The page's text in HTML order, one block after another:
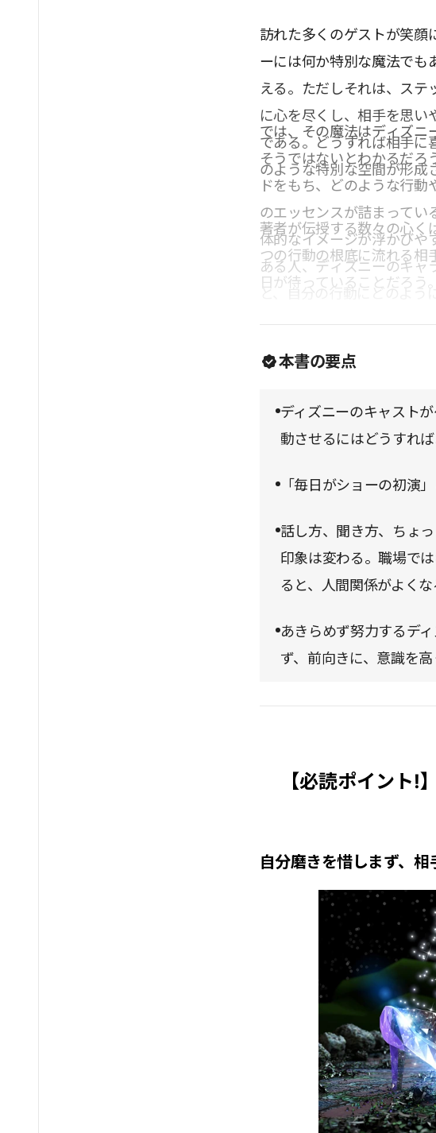
訪れた多くのゲストが笑顔
ーには何か特別な魔法でも
える。ただしそれは、ステ
に心を尽くし、相手を思い
である。どうすれば相手に
のような特別な空間が形成
では、その魔法はディズニ
そうではないとわかるだろ
ドをもち、どのような行
のエッセンスが詰まってい
体的なイメージが浮かびや
ある人、ディズニーのキャ
きるだろう。日々の業務や
著者が伝授する数々の心く
つの行動の根底に流れる相
日が待っていることだろう。
本書の要点
ディズニーのキャスト
動させるにはどうすれ
「毎日がショーの初演
話し方、聞き方、ちょ
印象は変わる。職場で
ると、人間関係がよくな
あきらめず努力するデ
ず、前向きに、意識を
【必読ポイント!
自分磨きを惜しまず、相